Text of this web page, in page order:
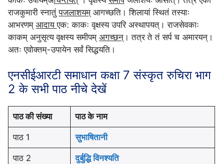
राजकुमारी स्नातुंपजलाशयम् आगच्छति। शिलायां स्थितं तस्याः
आभरणम् आदायएक: काकः वृक्षस्य उपरि अस्थापयत्। राजसेवकाः
काकम् अनुसृत्य वृक्षस्य समीपम् अगच्छन् । तत्र ते तं सर्प च अमारयन्।
अतः एवोक्तम्-उपायेन सर्वं सिद्धयति।
एनसीईआरटी समाधान कक्षा 7 संस्कृत रुचिरा भाग
2 के सभी पाठ नीचे देखें
पाठ की संख्या पाठ के नाम
पाठ 1 सुभाषितानी
पाठ 2 दुर्बुद्धि विनश्यति